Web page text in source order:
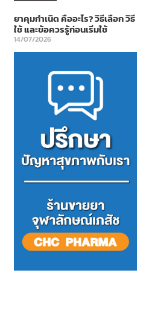
ยาคุมกำเนิด คืออะไร? วิธีเลือก วิธี
ใช้ และข้อควรรู้ก่อนเริ่มใช้
14/07/2026